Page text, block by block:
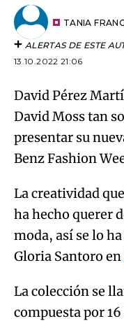
TANIA
ALERTAS DE ESTE
13.10.2022 21:06
David Pérez
David Moss tan
presentar su
Benz Fashion
La creatividad
ha hecho querer
moda, así se lo
Gloria Santoro en
La colección se
compuesta por